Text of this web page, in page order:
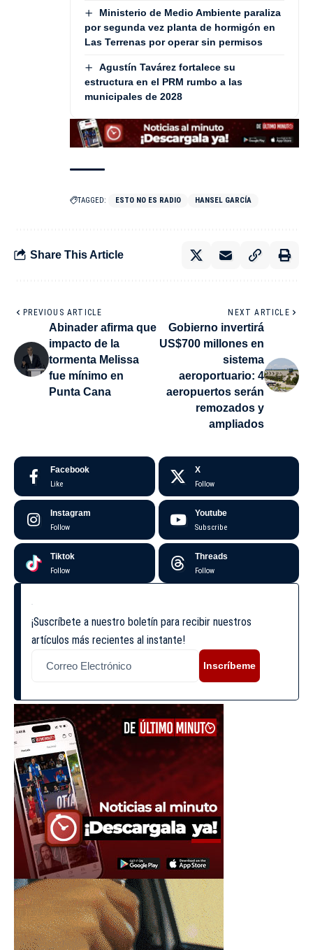
Ministerio de Medio Ambiente paraliza
por segunda vez planta de hormigón en
Las Terrenas por operar sin permisos
Agustín Tavárez fortalece su
estructura en el PRM rumbo a las
municipales de 2028
TAGGED: ESTO NO ES RADIO HANSEL GARCÍA
Share This Article
PREVIOUS ARTICLE
Abinader afirma que
impacto de la
tormenta Melissa
fue mínimo en
Punta Cana
NEXT ARTICLE
Gobierno invertirá
US$700 millones en
sistema
aeroportuario: 4
aeropuertos serán
remozados y
ampliados
Facebook
Like
X
Follow
Instagram
Follow
Youtube
Subscribe
Tiktok
Follow
Threads
Follow
¡Suscríbete a nuestro boletín para recibir nuestros
artículos más recientes al instante!
Inscríbeme